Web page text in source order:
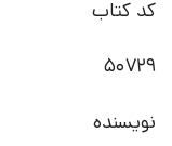
کد کتاب
50729
نویسنده